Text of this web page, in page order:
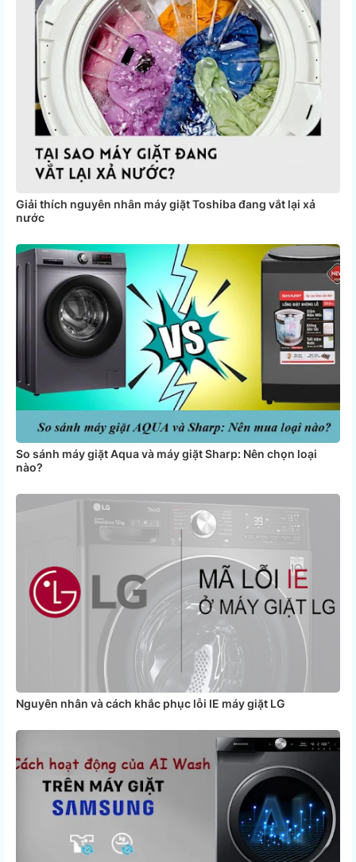
Giải thích nguyên nhân máy giặt Toshiba đang vắt lại xả
nước
So sánh máy giặt Aqua và máy giặt Sharp: Nên chọn loại
nào?
Nguyên nhân và cách khắc phục lỗi IE máy giặt LG